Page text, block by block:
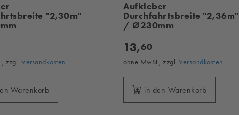
"2,30m"
zzgl.Versandkosten
Warenkorb
Aufkleber
Durchfahrtsbreite "2,36m"
/ Ø230mm
13,60
ohne MwSt., zzgl.Versandkosten
in den Warenkorb